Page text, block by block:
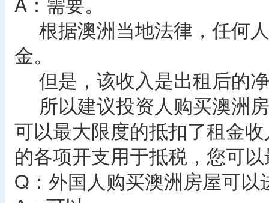
根据澳洲当地法律，任何
金。
但是，该收入是出租后的
所以建议投资人购买澳洲
可以最大限度的抵扣了租金
的各项开支用于抵税，您可
Q：外国人购买澳洲房屋可